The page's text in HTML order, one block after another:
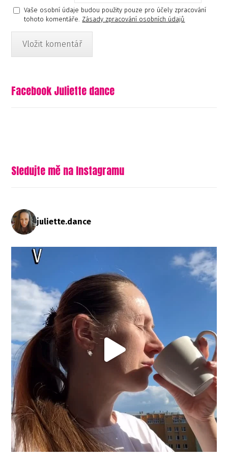
Vaše osobní údaje budou použity pouze pro účely zpracování
tohoto komentáře. Zásady zpracování osobních údajů
Facebook Juliette dance
Sledujte mě na Instagramu
juliette.dance